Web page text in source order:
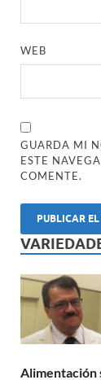
WEB
GUARDA MI
ESTE
COMENTE.
Alimentación